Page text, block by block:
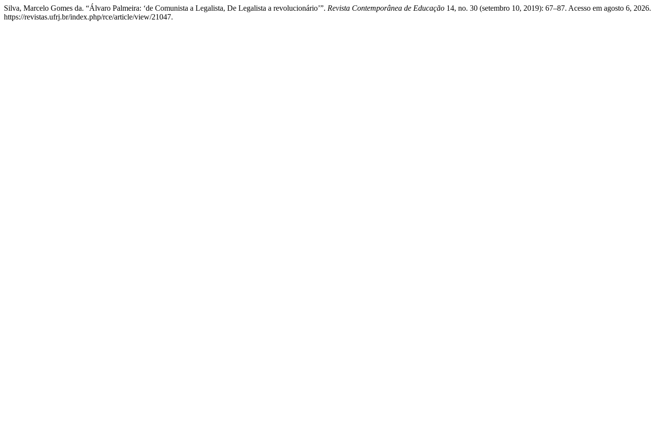
Silva, Marcelo Gomes da. “Álvaro Palmeira: ‘de Comunista a Legalista, De Legalista a revolucionário’”. Revista Contemporânea de Educação 14, no. 30 (setembro 10, 2019): 67–87. Acesso em agosto 6, 2026.
https://revistas.ufrj.br/index.php/rce/article/view/21047.